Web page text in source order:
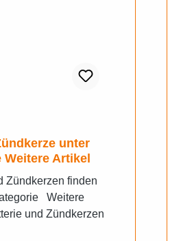
unter
Weitere Artikel
Zündkerzen finden
Weitere
und Zündkerzen